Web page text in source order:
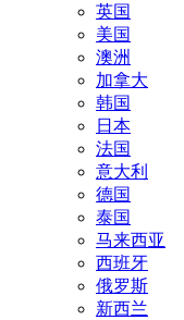
英国
美国
澳洲
加拿大
韩国
日本
法国
意大利
德国
泰国
马来西亚
西班牙
俄罗斯
新西兰